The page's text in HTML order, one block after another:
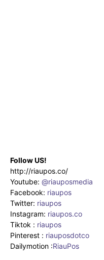
Follow US!
http://riaupos.co/
Youtube: @riauposmedia
Facebook: riaupos
Twitter: riaupos
Instagram: riaupos.co
Tiktok : riaupos
Pinterest : riauposdotco
Dailymotion :RiauPos